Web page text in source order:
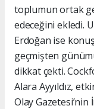
toplumun ortak
edeceğini ekledi.
Erdoğan ise
geçmişten
dikkat çekti.
Alara Ayyıldız,
Olay